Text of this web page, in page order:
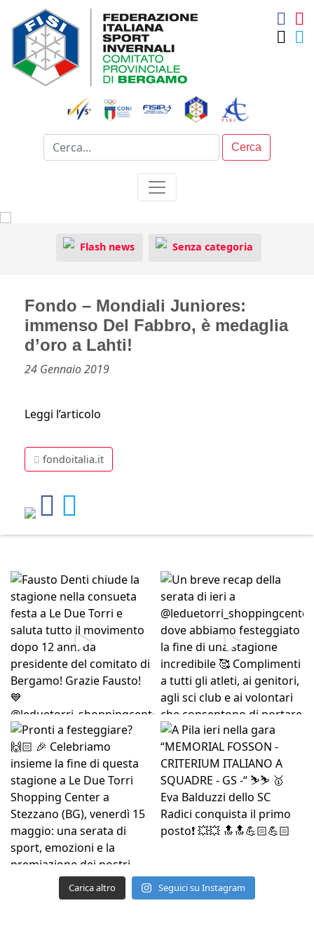
Cerca
Flash news Senza categoria
Fondo – Mondiali Juniores:
immenso Del Fabbro, è medaglia
d’oro a Lahti!
24 Gennaio 2019
Leggi l’articolo
fondoitalia.it
Carica altro Seguici su Instagram